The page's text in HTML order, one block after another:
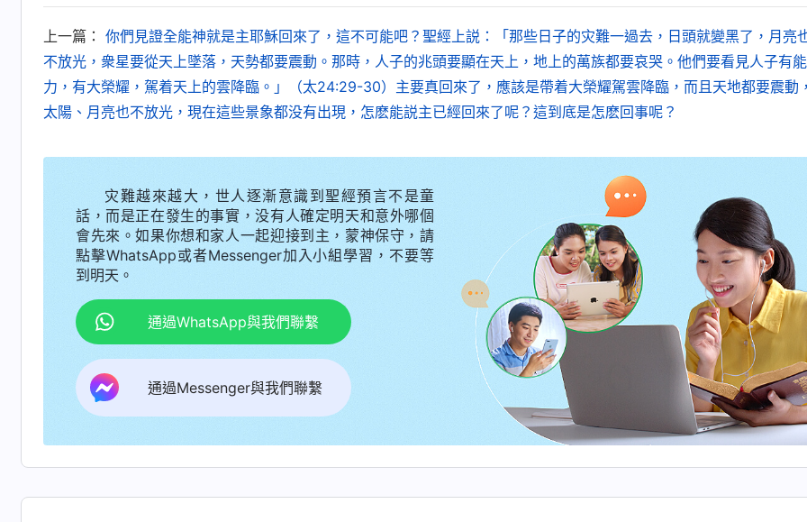
上一篇： 你們見證全能神就是主耶穌回來了，這不可能吧？聖經上説：「那些日子的灾難一過去，日頭就變黑了，月亮
不放光，衆星要從天上墜落，天勢都要震動。那時，人子的兆頭要顯在天上，地上的萬族都要哀哭。他們要看見人子有能
力，有大榮耀，駕着天上的雲降臨。」（太24:29-30）主要真回來了，應該是帶着大榮耀駕雲降臨，而且天地都要震動，
太陽、月亮也不放光，現在這些景象都没有出現，怎麽能説主已經回來了呢？這到底是怎麽回事呢？
灾難越來越大，世人逐漸意識到聖經預言不是童
話，而是正在發生的事實，没有人確定明天和意外哪個
會先來。如果你想和家人一起迎接到主，蒙神保守，請
點擊WhatsApp或者Messenger加入小組學習，不要等
到明天。
通過WhatsApp與我們聯繫
通過Messenger與我們聯繫